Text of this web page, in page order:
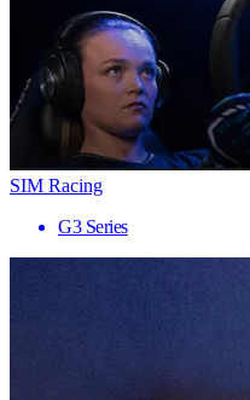
SIM Racing
G3 Series